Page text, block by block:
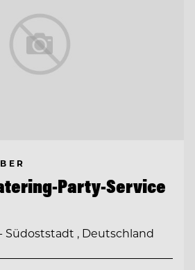
Party-Service
Südoststadt , Deutschland